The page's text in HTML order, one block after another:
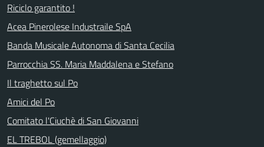
Riciclo garantito !
Acea Pinerolese Industraile SpA
Banda Musicale Autonoma di Santa Cecilia
Parrocchia SS. Maria Maddalena e Stefano
Il traghetto sul Po
Amici del Po
Comitato l'Ciuchè di San Giovanni
EL TREBOL (gemellaggio)